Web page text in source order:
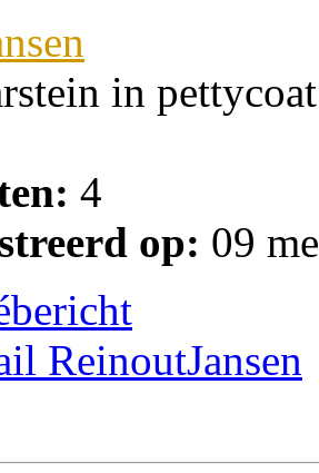
in pettycoat
4
op: 09
ReinoutJansen